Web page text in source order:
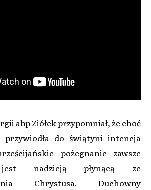
abp Ziółek przypomniał, że choć
przywiodła do świątyni intencja
pożegnanie zawsze
jest nadzieją płynącą ze
Chrystusa. Duchowny